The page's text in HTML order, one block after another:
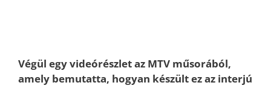
Végül egy videórészlet az MTV műsorából,
amely bemutatta, hogyan készült ez az interjú